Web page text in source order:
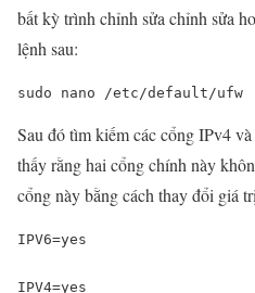
bất kỳ trình chỉnh sửa chỉnh sửa
lệnh sau:
sudo nano /etc/default /ufw
Sau đó tìm kiếm các cổng IPv4
thấy rằng hai cổng chính này
cổng này bằng cách thay đổi giá
IPV6=yes
IPV4=yes